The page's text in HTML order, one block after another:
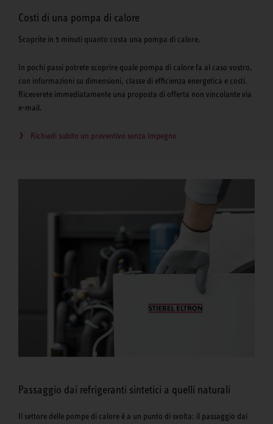
Costi di una pompa di calore
Scoprite in 5 minuti quanto costa una pompa di calore.
In pochi passi potrete scoprire quale pompa di calore fa al caso vostro,
con informazioni su dimensioni, classe di efficienza energetica e costi.
Riceverete immediatamente una proposta di offerta non vincolante via
e-mail.
Richiedi subito un preventivo senza impegno
Passaggio dai refrigeranti sintetici a quelli naturali
Il settore delle pompe di calore è a un punto di svolta: il passaggio dai